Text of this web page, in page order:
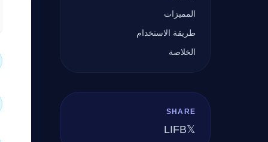
المميزات
طريقة الاستخدام
الخلاصة
SHARE
𝕏
FB
LI